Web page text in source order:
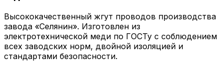
Высококачественный жгут проводов производства
завода «Селянин». Изготовлен из
электротехнической меди по ГОСТу с соблюдением
всех заводских норм, двойной изоляцией и
стандартами безопасности.